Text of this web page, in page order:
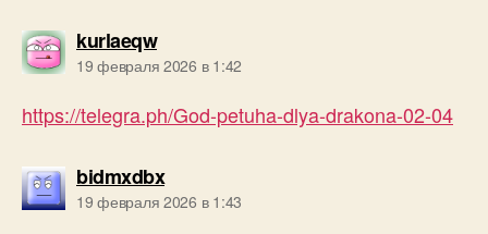
kurlaeqwпишет:
19 февраля 2026 в 1:42
https://telegra.ph/God-petuha-dlya-drakona-02-04
bidmxdbxпишет:
19 февраля 2026 в 1:43